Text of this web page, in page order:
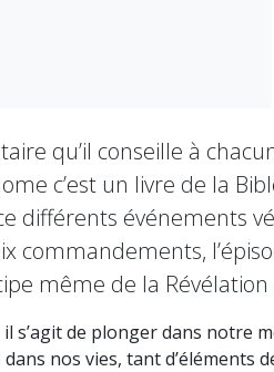
qu’il conseille à
c’est un livre de la
différents événements
commandements,
même de la Révélation
s’agit de plonger dans notre
nos vies, tant d’éléments